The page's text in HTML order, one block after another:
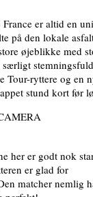
er altid en
på den lokale
øjeblikke med
Tour-ryttere og en
stund kort før
her er godt nok
er glad for
matcher nemlig